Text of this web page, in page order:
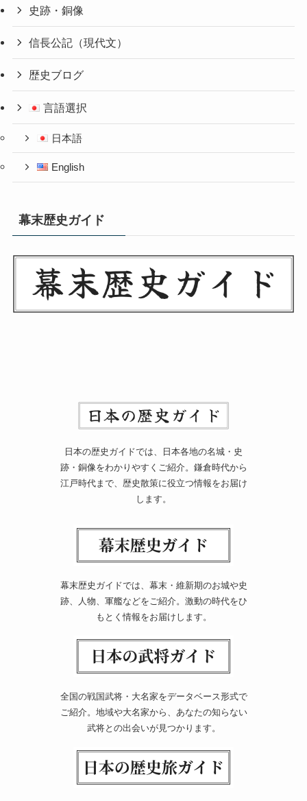
史跡・銅像
信長公記（現代文）
歴史ブログ
言語選択
日本語
English
幕末歴史ガイド
日本の歴史ガイドでは、日本各地の名城・史
跡・銅像をわかりやすくご紹介。鎌倉時代から
江戸時代まで、歴史散策に役立つ情報をお届け
します。
幕末歴史ガイドでは、幕末・維新期のお城や史
跡、人物、軍艦などをご紹介。激動の時代をひ
もとく情報をお届けします。
全国の戦国武将・大名家をデータベース形式で
ご紹介。地域や大名家から、あなたの知らない
武将との出会いが見つかります。